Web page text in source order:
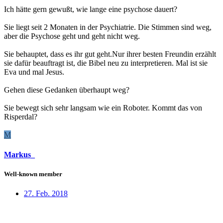
Ich hätte gern gewußt, wie lange eine psychose dauert?
Sie liegt seit 2 Monaten in der Psychiatrie. Die Stimmen sind weg,
aber die Psychose geht und geht nicht weg.
Sie behauptet, dass es ihr gut geht.Nur ihrer besten Freundin erzählt
sie dafür beauftragt ist, die Bibel neu zu interpretieren. Mal ist sie
Eva und mal Jesus.
Gehen diese Gedanken überhaupt weg?
Sie bewegt sich sehr langsam wie ein Roboter. Kommt das von
Risperdal?
M
Markus_
Well-known member
27. Feb. 2018